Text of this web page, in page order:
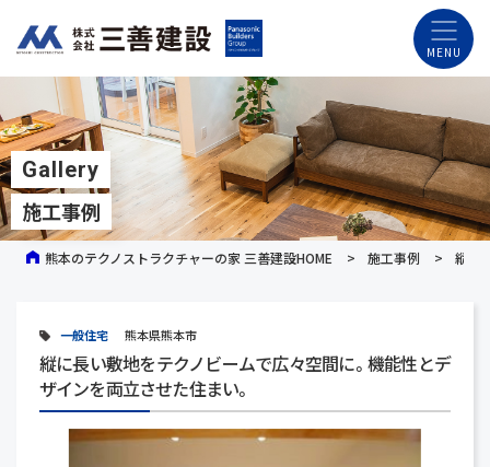
Gallery
施工事例
熊本のテクノストラクチャーの家 三善建設HOME 施工事例 縦に
一般住宅 熊本県熊本市
縦に長い敷地をテクノビームで広々空間に。機能性とデ
ザインを両立させた住まい。